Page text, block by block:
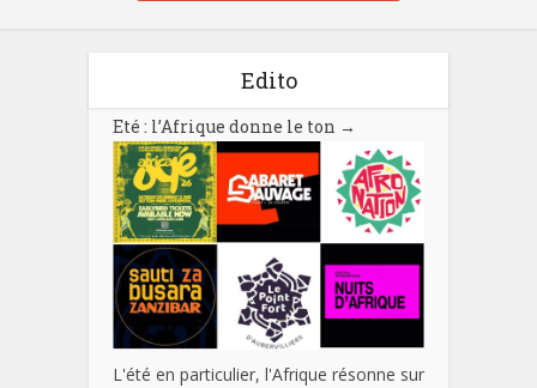
Edito
Eté : l’Afrique donne le ton →
L'été en particulier, l'Afrique résonne sur